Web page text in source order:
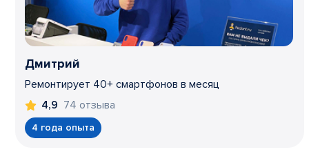
Дмитрий
Ремонтирует 40+ смартфонов в месяц
4,9 74 отзыва
4 года опыта